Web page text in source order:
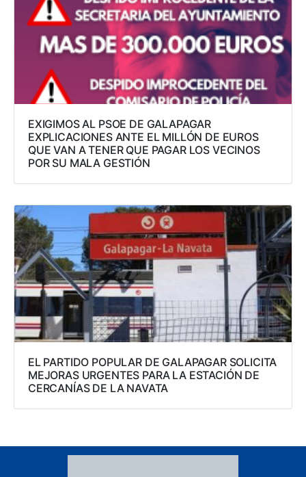
EXIGIMOS AL PSOE DE GALAPAGAR
EXPLICACIONES ANTE EL MILLÓN DE EUROS
QUE VAN A TENER QUE PAGAR LOS VECINOS
POR SU MALA GESTIÓN
EL PARTIDO POPULAR DE GALAPAGAR SOLICITA
MEJORAS URGENTES PARA LA ESTACIÓN DE
CERCANÍAS DE LA NAVATA